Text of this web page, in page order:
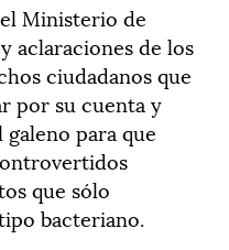
Ministerio de
aclaraciones de los
ciudadanos que
por su cuenta y
para que
que sólo
bacteriano.